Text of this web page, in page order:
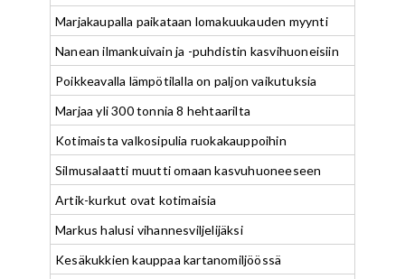
Marjakaupalla paikataan lomakuukauden myynti
Nanean ilmankuivain ja -puhdistin kasvihuoneisiin
Poikkeavalla lämpötilalla on paljon vaikutuksia
Marjaa yli 300 tonnia 8 hehtaarilta
Kotimaista valkosipulia ruokakauppoihin
Silmusalaatti muutti omaan kasvuhuoneeseen
Artik-kurkut ovat kotimaisia
Markus halusi vihannesviljelijäksi
Kesäkukkien kauppaa kartanomiljöössä